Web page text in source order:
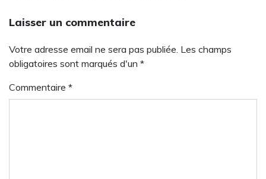
Laisser un commentaire
Votre adresse email ne sera pas publiée. Les champs
obligatoires sont marqués d'un *
Commentaire *